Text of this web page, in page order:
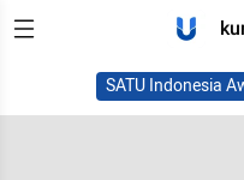
SATU Indonesia